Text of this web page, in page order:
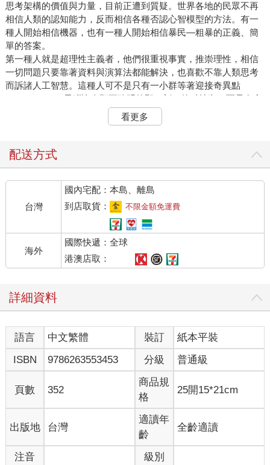
思考架構的價值與力量，目前正遭到質疑。世界各地的民眾不再
相信人類的認知能力，反而相信各種否認心智模型的方法。有一
種人開始相信機器，也有一種人開始相信暴民—粗暴的正義、簡
單的答案。
第一種人就是超理性主義者，他們很重視事實，推崇理性，相信
一切問題只要靠著資料與演算法都能解決，也喜歡不靠人類思考
而訴諸人工智慧。這種人可不是只有一小群等著迎接奇異點
（singularity，電腦比人類更聰明的那一刻）的科技咖，而是有愈
來愈多人，希望科技能夠帶來那種人類似乎無法做到、超然物
外、完全客觀理性的決策。在這些人眼中，雖然人類未來仍然大
要開車去印度德里嗎？要在德國柏林打擊犯罪？想在中國武漢送
人希望能用AI來治癒那些人們無法解決的社會弊病，讓人類就此
走出如今這種非理性的黑暗，讓理性帶來光明。支持者謳歌AI的
潛力，認為AI能讓人類親手將決策交給電腦。
但也有一批反對聲浪同樣強大的情感主義者，認為人類已經太過
理性，太過依賴資料以及冷酷無情的分析。他們相信，人類的核
心問題絕不是情感太過，反而是情感不足；人類之所以覺得不快
樂，是因為並未充分依賴自己的直覺與本能。情感主義者希望能
找到志同道合的一群人，建立共同連結，而且清楚劃分「自己
受「非理性」本來就是人性核心的一部分。
我們可以看到，無論左翼右翼、工業化的民主國家或發展中國
家，都出現了這些現象。一方面，右翼平民主義是一大推手，他
們比較喜歡看到政府強力出擊，而不是老說還在評估證據。這種
情況下，治理靠的是感覺，領導靠的是情緒，各種決策也是出於
自身相信什麼叫做正確。另一方面，就算是在左翼的社會裡，如
果行動主義者想讓批評他們世界觀的人閉嘴，或是要讓異議份子
失去合法性，也會出現訴諸情感的說法。
我們確實是到了最近，才面臨AI功能日益強大的景況；但背後根
本的問題已有數百年之久。理性與感性、人為與自然、深思與直
覺，這些兩端之間的拉扯早已形塑了我們的生活、我們的社會。
在十七世紀，法國哲學家暨數學家笛卡兒呼籲我們：該過著講求
理性、秩序與證據的人生。巴黎許多公園的設計呈現完美對稱，
看更多
配送方式
台灣
國內宅配：本島、離島
到店取貨：
不限金額免運費
海外
國際快遞：全球
港澳店取：
詳細資料
語言 中文繁體 裝訂
紙本平裝
ISBN
9786263553453 分級 普通級
頁數 352
商品規
格
25開15*21cm
出版地 台灣
適讀年
齡
全齡適讀
注音 級別